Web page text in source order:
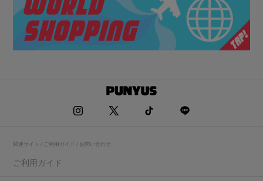
関連サイト / ご利用ガイド / お問い合わせ
ご利用ガイド